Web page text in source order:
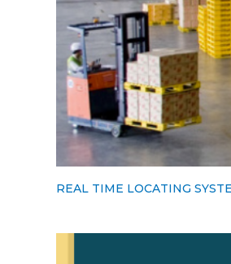
REAL TIME LOCATING